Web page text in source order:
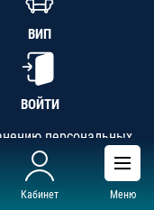
Кабинет Меню
ВИП
ВОЙТИ
персональных